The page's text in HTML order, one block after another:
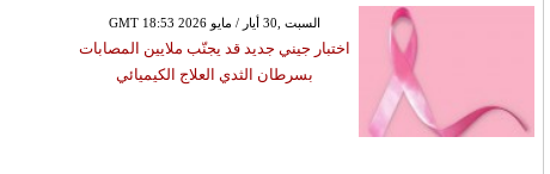
GMT 18:53 2026 السبت ,30 أيار / مايو
اختبار جيني جديد قد يجنّب ملايين المصابات
بسرطان الثدي العلاج الكيميائي